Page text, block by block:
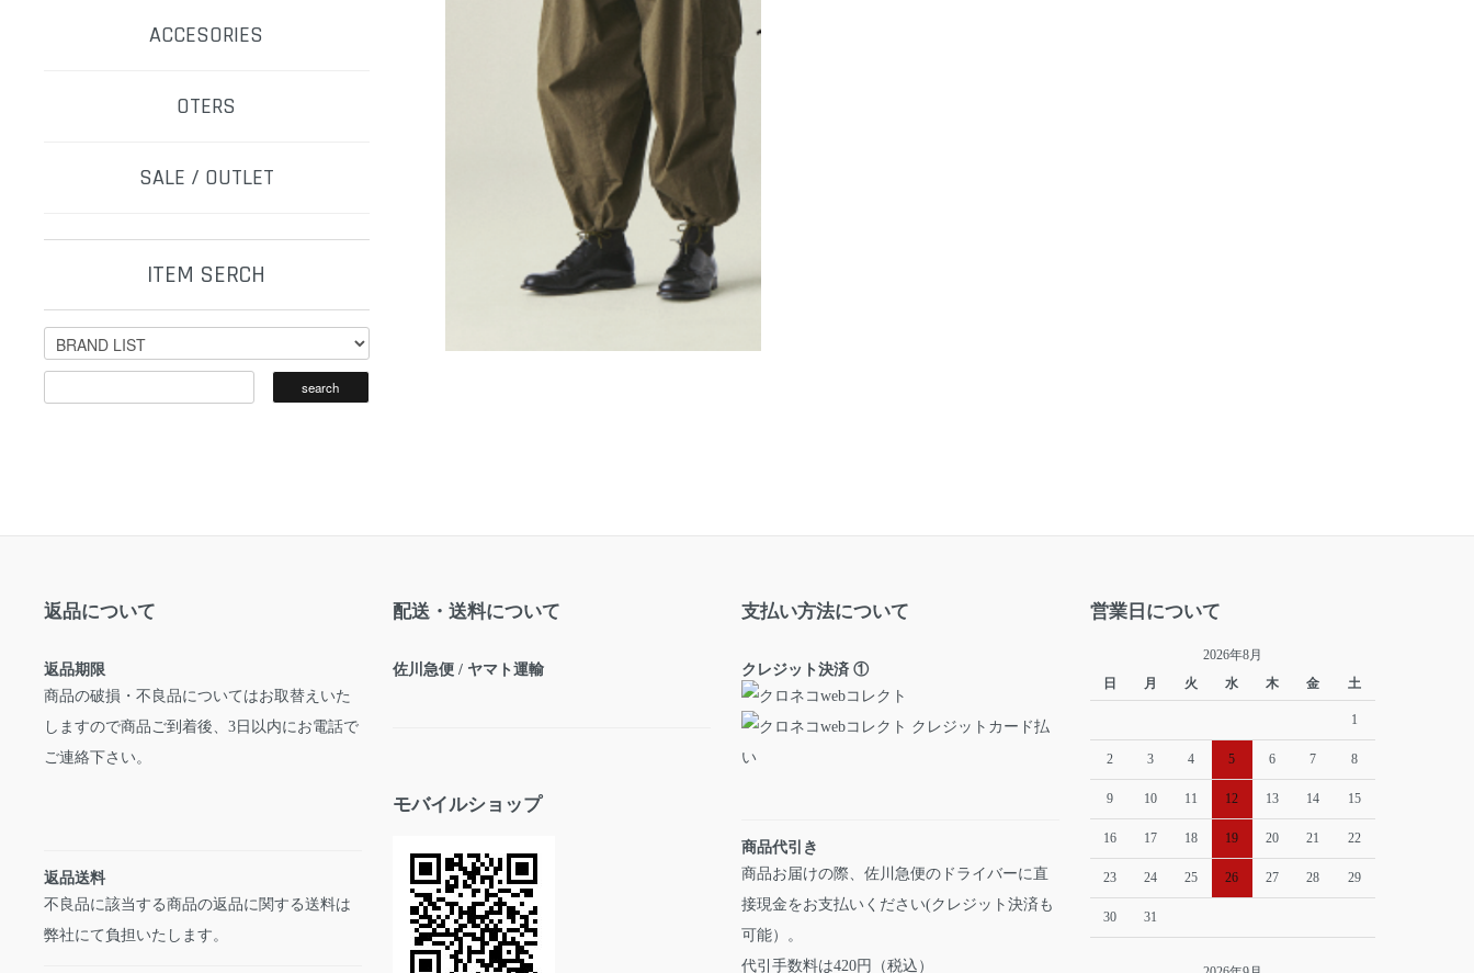
ACCESORIES
OTERS
SALE / OUTLET
ITEM SERCH
返品について
返品期限
商品の破損・不良品についてはお取替えいた
しますので商品ご到着後、3日以内にお電話で
ご連絡下さい。
返品送料
不良品に該当する商品の返品に関する送料は
弊社にて負担いたします。
配送・送料について
佐川急便 / ヤマト運輸
支払い方法について
クレジット決済 ①
商品代引き
商品お届けの際、佐川急便のドライバーに直
接現金をお支払いください(クレジット決済も
可能）。
代引手数料は420円（税込）
営業日について
2026年8月
日
月 火 水 木 金 土
1
2 3 4 5 6 7 8
9 10 11 12 13 14 15
16 17 18 19 20 21 22
23 24 25 26 27 28 29
30 31
モバイルショップ